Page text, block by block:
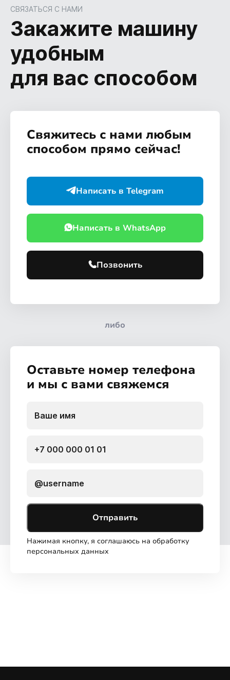
СВЯЗАТЬСЯ С НАМИ
Закажите машину
удобным
для вас способом
Свяжитесь с нами любым
способом прямо сейчас!
Написать в Telegram
Написать в WhatsApp
Позвонить
либо
Оставьте номер телефона
и мы с вами свяжемся
Отправить
Нажимая кнопку, я соглашаюсь на обработку
персональных данных